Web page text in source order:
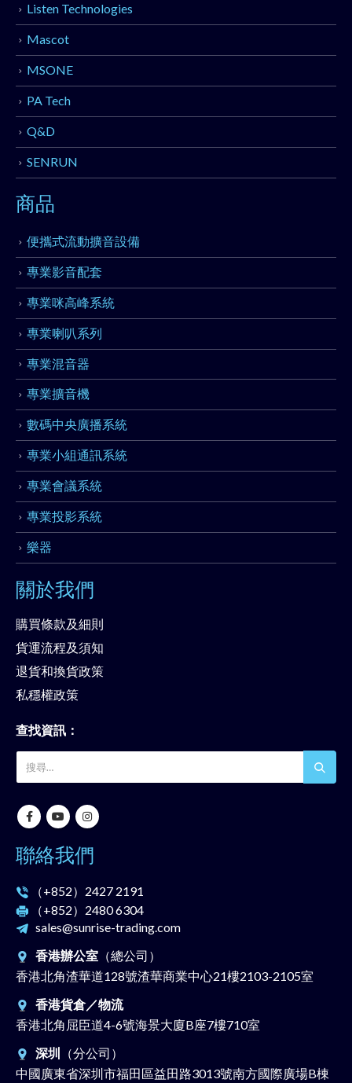
Listen Technologies
Mascot
MSONE
PA Tech
Q&D
SENRUN
商品
便攜式流動擴音設備
專業影音配套
專業咪高峰系統
專業喇叭系列
專業混音器
專業擴音機
數碼中央廣播系統
專業小組通訊系統
專業會議系統
專業投影系統
樂器
關於我們
購買條款及細則
貨運流程及須知
退貨和換貨政策
私穩權政策
查找資訊：
聯絡我們
（+852） 2427 2191
（+852） 2480 6304
sales@sunrise-trading.com
香港辦公室 （總公司）
香港北角渣華道128號渣華商業中心21樓2103-2105室
香港貨倉／物流
香港北角屈臣道4-6號海景大廈B座7樓710室
深圳
（分公司）
中國廣東省深圳市福田區益田路3013號南方國際廣場B棟